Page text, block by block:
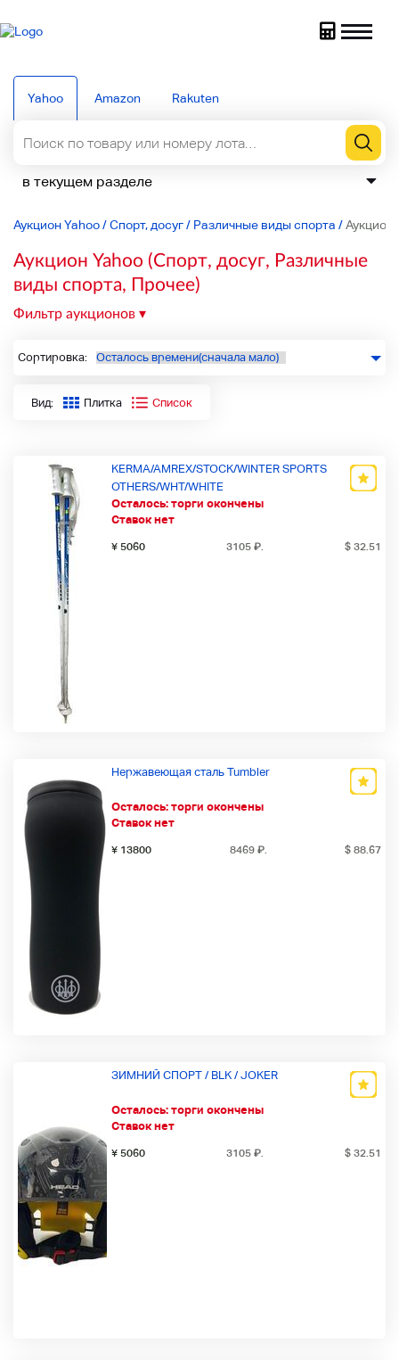
Yahoo Amazon Rakuten
Аукцион Yahoo/Спорт, досуг/ Различные виды спорта /Аукцион
Аукцион Yahoo (Спорт, досуг, Различные
виды спорта, Прочее)
Фильтр аукционов
Сортировка:
Вид: Плитка Список
Осталось: торги окончены
Ставок нет
KERMA/AMREX/STOCK/WINTER SPORTS
OTHERS/WHT/WHITE
¥ 5060 3105 ₽. $ 32.51
Осталось: торги окончены
Ставок нет
Нержавеющая сталь Tumbler
¥ 13800 8469 ₽. $ 88.67
Осталось: торги окончены
Ставок нет
ЗИМНИЙ СПОРТ / BLK / JOKER
¥ 5060 3105 ₽. $ 32.51